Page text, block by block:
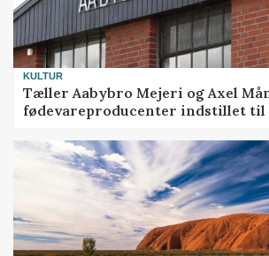
KULTUR
Tæller Aabybro Mejeri og Axel
fødevareproducenter indstillet til